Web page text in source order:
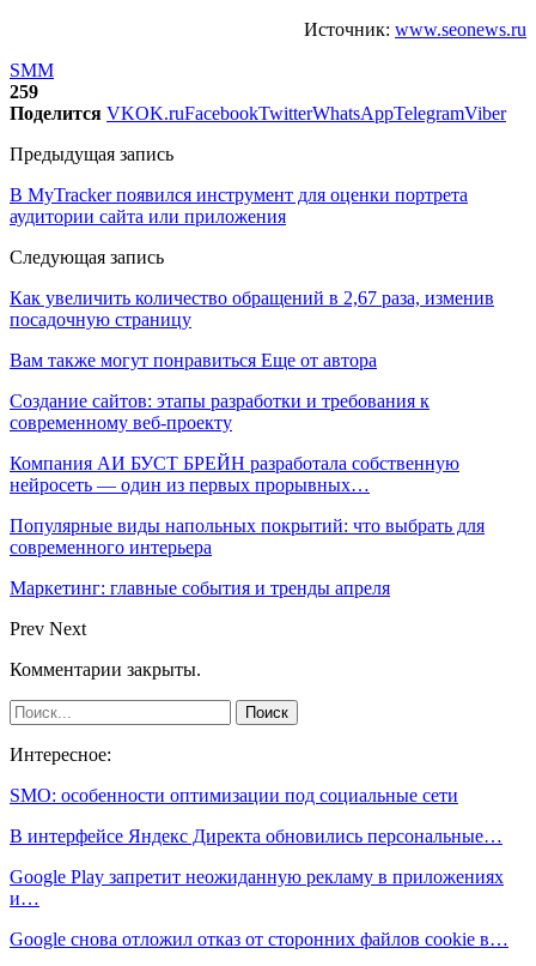
Источник: www.seonews.ru
SMM
259
Поделится VKOK.ruFacebookTwitterWhatsAppTelegramViber
Предыдущая запись
В MyTracker появился инструмент для оценки портрета
аудитории сайта или приложения
Следующая запись
Как увеличить количество обращений в 2,67 раза, изменив
посадочную страницу
Вам также могут понравиться Еще от автора
Создание сайтов: этапы разработки и требования к
современному веб-проекту
Компания АИ БУСТ БРЕЙН разработала собственную
нейросеть — один из первых прорывных…
Популярные виды напольных покрытий: что выбрать для
современного интерьера
Маркетинг: главные события и тренды апреля
Prev Next
Комментарии закрыты.
Интересное:
SMO: особенности оптимизации под социальные сети
В интерфейсе Яндекс Директа обновились персональные…
Google Play запретит неожиданную рекламу в приложениях
и…
Google снова отложил отказ от сторонних файлов cookie в…